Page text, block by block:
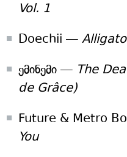
Vol. 1
Doechii —
ემინემი — The
de Grâce)
Future & Metro
You